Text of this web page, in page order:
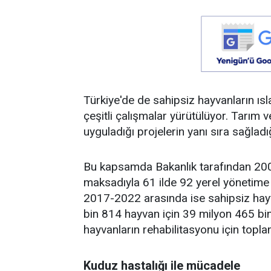
Türkiye'de de sahipsiz hayvanların
çeşitli çalışmalar yürütülüyor. Tarım
uyguladığı projelerin yanı sıra
Bu kapsamda Bakanlık tarafından
maksadıyla 61 ilde 92 yerel
2017-2022 arasında ise sahipsiz
bin 814 hayvan için 39 milyon 465
hayvanların rehabilitasyonu için
Kuduz hastalığı ile mücadele